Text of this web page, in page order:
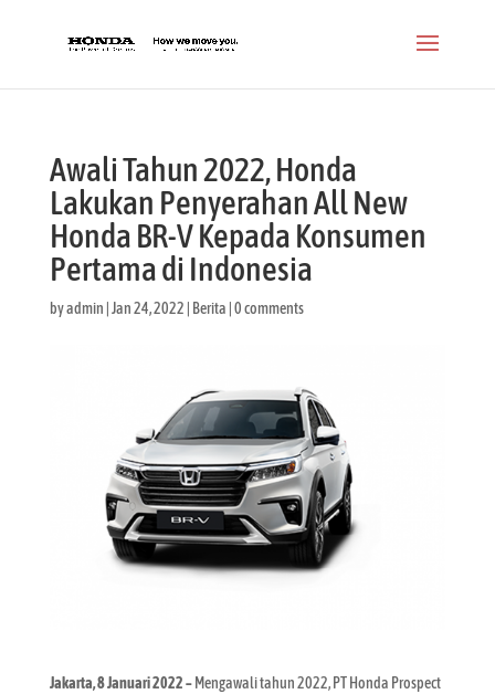
Awali Tahun 2022, Honda
Lakukan Penyerahan All New
Honda BR-V Kepada Konsumen
Pertama di Indonesia
byadmin Jan 24, 2022 Berita 0 comments
Jakarta, 8 Januari 2022 – Mengawali tahun 2022, PT Honda Prospect